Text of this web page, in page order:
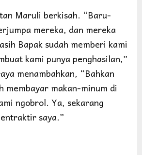
Maruli berkisah. “Baru-
mereka, dan mereka
Bapak sudah memberi kami
kami punya penghasilan,”
menambahkan, “Bahkan
membayar makan-minum di
ngobrol. Ya, sekarang
saya.”